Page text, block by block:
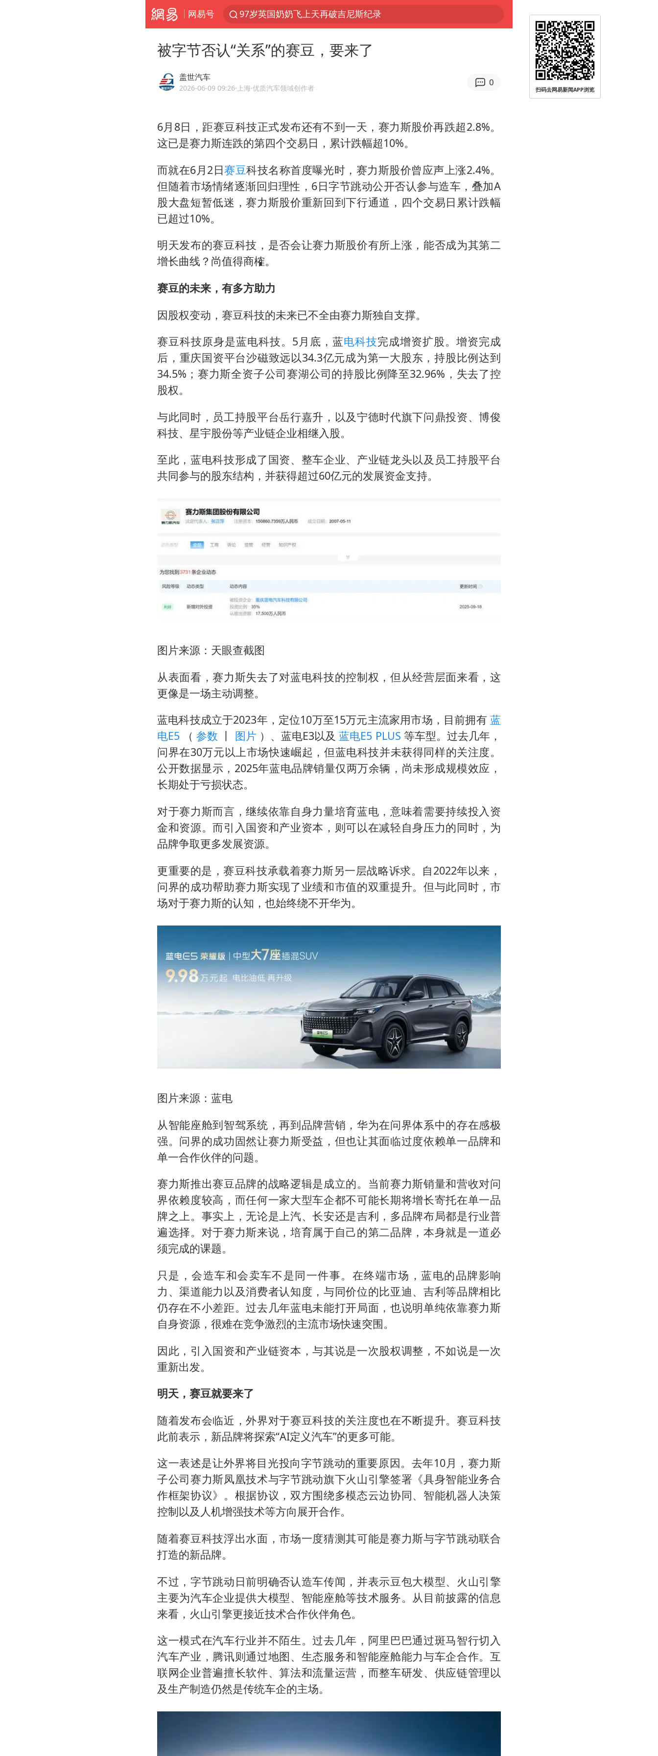
网易号
97岁英国奶奶飞上天再破吉尼斯纪录
汪峰阻止14岁女儿买大牌
27岁女子组织卖淫集团被悬赏通缉
泰国校园枪击案死亡人数升至7人
火把节震撼瞬间
公司“上四休三”但要降薪1000元
泰高官回应中国人在泰遭歧视：全面调查
改名后的“青海拉面”店
女子开一天一夜空调后二氧化碳中毒
“空调24小时开着更省电”不实
“中国蔬菜之乡”最高温达41.8℃
“不建议大家买深色蛋糕”
985博士后被曝在妻子孕期出轨后续
如何把百年大党建设得更加坚强有力？
被字节否认“关系”的赛豆，要来了
盖世汽车
2026-06-09 09:26·上海·优质汽车领域创作者
0
6月8日，距赛豆科技正式发布还有不到一天，赛力斯股价再跌超2.8%。
这已是赛力斯连跌的第四个交易日，累计跌幅超10%。
而就在6月2日赛豆科技名称首度曝光时，赛力斯股价曾应声上涨2.4%。
但随着市场情绪逐渐回归理性，6日字节跳动公开否认参与造车，叠加A
股大盘短暂低迷，赛力斯股价重新回到下行通道，四个交易日累计跌幅
已超过10%。
明天发布的赛豆科技，是否会让赛力斯股价有所上涨，能否成为其第二
增长曲线？尚值得商榷。
赛豆的未来，有多方助力
因股权变动，赛豆科技的未来已不全由赛力斯独自支撑。
赛豆科技原身是蓝电科技。5月底，蓝电科技完成增资扩股。增资完成
后，重庆国资平台沙磁致远以34.3亿元成为第一大股东，持股比例达到
34.5%；赛力斯全资子公司赛湖公司的持股比例降至32.96%，失去了控
股权。
与此同时，员工持股平台岳行嘉升，以及宁德时代旗下问鼎投资、博俊
科技、星宇股份等产业链企业相继入股。
至此，蓝电科技形成了国资、整车企业、产业链龙头以及员工持股平台
共同参与的股东结构，并获得超过60亿元的发展资金支持。
图片来源：天眼查截图
从表面看，赛力斯失去了对蓝电科技的控制权，但从经营层面来看，这
更像是一场主动调整。
蓝电科技成立于2023年，定位10万至15万元主流家用市场，目前拥有 蓝
电E5
（ 参数 丨 图片 ）、蓝电E3以及 蓝电E5 PLUS 等车型。过去几年，
问界在30万元以上市场快速崛起，但蓝电科技并未获得同样的关注度。
公开数据显示，2025年蓝电品牌销量仅两万余辆，尚未形成规模效应，
长期处于亏损状态。
对于赛力斯而言，继续依靠自身力量培育蓝电，意味着需要持续投入资
金和资源。而引入国资和产业资本，则可以在减轻自身压力的同时，为
品牌争取更多发展资源。
更重要的是，赛豆科技承载着赛力斯另一层战略诉求。自2022年以来，
问界的成功帮助赛力斯实现了业绩和市值的双重提升。但与此同时，市
场对于赛力斯的认知，也始终绕不开华为。
图片来源：蓝电
从智能座舱到智驾系统，再到品牌营销，华为在问界体系中的存在感极
强。问界的成功固然让赛力斯受益，但也让其面临过度依赖单一品牌和
单一合作伙伴的问题。
赛力斯推出赛豆品牌的战略逻辑是成立的。当前赛力斯销量和营收对问
界依赖度较高，而任何一家大型车企都不可能长期将增长寄托在单一品
牌之上。事实上，无论是上汽、长安还是吉利，多品牌布局都是行业普
遍选择。对于赛力斯来说，培育属于自己的第二品牌，本身就是一道必
须完成的课题。
只是，会造车和会卖车不是同一件事。在终端市场，蓝电的品牌影响
力、渠道能力以及消费者认知度，与同价位的比亚迪、吉利等品牌相比
仍存在不小差距。过去几年蓝电未能打开局面，也说明单纯依靠赛力斯
自身资源，很难在竞争激烈的主流市场快速突围。
因此，引入国资和产业链资本，与其说是一次股权调整，不如说是一次
重新出发。
明天，赛豆就要来了
随着发布会临近，外界对于赛豆科技的关注度也在不断提升。赛豆科技
此前表示，新品牌将探索“AI定义汽车”的更多可能。
这一表述是让外界将目光投向字节跳动的重要原因。去年10月，赛力斯
子公司赛力斯凤凰技术与字节跳动旗下火山引擎签署《具身智能业务合
作框架协议》。根据协议，双方围绕多模态云边协同、智能机器人决策
控制以及人机增强技术等方向展开合作。
随着赛豆科技浮出水面，市场一度猜测其可能是赛力斯与字节跳动联合
打造的新品牌。
不过，字节跳动日前明确否认造车传闻，并表示豆包大模型、火山引擎
主要为汽车企业提供大模型、智能座舱等技术服务。从目前披露的信息
来看，火山引擎更接近技术合作伙伴角色。
这一模式在汽车行业并不陌生。过去几年，阿里巴巴通过斑马智行切入
汽车产业，腾讯则通过地图、生态服务和智能座舱能力与车企合作。互
联网企业普遍擅长软件、算法和流量运营，而整车研发、供应链管理以
及生产制造仍然是传统车企的主场。
扫码去网易新闻APP浏览